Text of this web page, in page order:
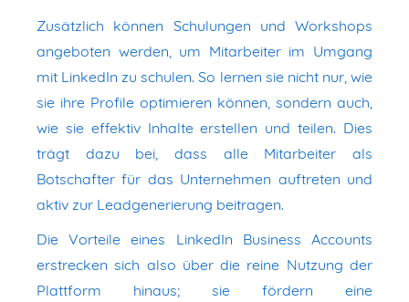
Zusätzlich können Schulungen und Workshops
angeboten werden, um Mitarbeiter im Umgang
mit LinkedIn zu schulen. So lernen sie nicht nur, wie
sie ihre Profile optimieren können, sondern auch,
wie sie effektiv Inhalte erstellen und teilen. Dies
trägt dazu bei, dass alle Mitarbeiter als
Botschafter für das Unternehmen auftreten und
aktiv zur Leadgenerierung beitragen.
Die Vorteile eines LinkedIn Business Accounts
erstrecken sich also über die reine Nutzung der
Plattform hinaus; sie fördern eine